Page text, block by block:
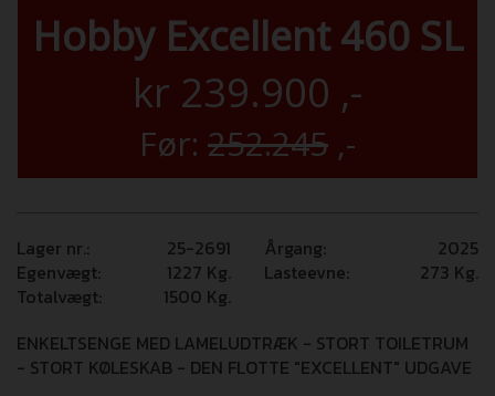
Hobby Excellent 460 SL
kr 239.900 ,-
Før: 252.245 ,-
Lager nr.: 25-2691 Årgang:
2025
Egenvægt:
1227 Kg. Lasteevne: 273 Kg.
Totalvægt:
1500 Kg.
ENKELTSENGE MED LAMELUDTRÆK - STORT TOILETRUM
- STORT KØLESKAB - DEN FLOTTE "EXCELLENT" UDGAVE